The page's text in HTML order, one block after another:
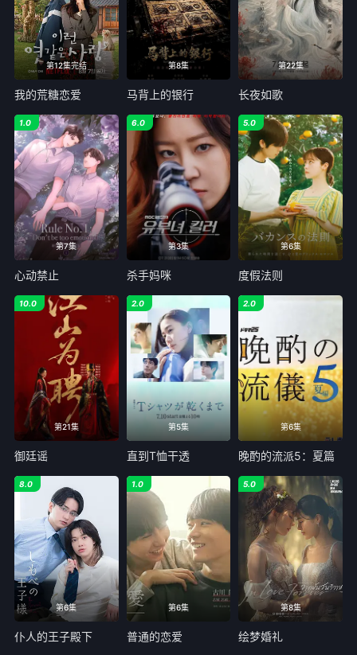
第12集完结
我的荒糖恋爱
第8集
马背上的银行
第22集
长夜如歌
第7集
1.0
心动禁止
第3集
6.0
杀手妈咪
第6集
5.0
度假法则
第21集
10.0
御廷谣
第5集
2.0
直到T恤干透
第6集
2.0
晚酌的流派5：夏篇
第6集
8.0
仆人的王子殿下
第6集
1.0
普通的恋爱
第8集
5.0
绘梦婚礼